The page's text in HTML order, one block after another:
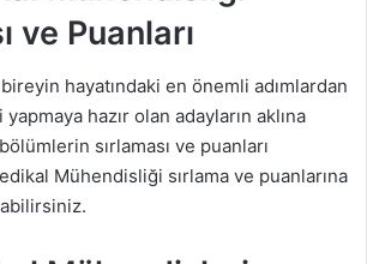
ve Puanları
hayatındaki en önemli adımlardan
hazır olan adayların aklına
sırlaması ve puanları
Mühendisliği sırlama ve puanlarına